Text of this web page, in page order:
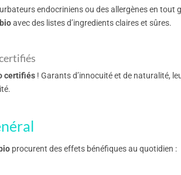
endocriniens ou des allergènes en tout
avec des listes d’ingredients claires et sûres.
certifiés! Garants d’innocuité et de naturalité,
procurent des effets bénéfiques au quotidien :